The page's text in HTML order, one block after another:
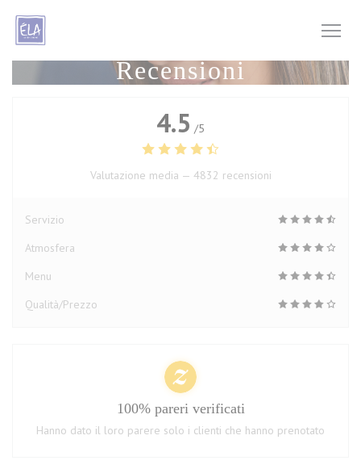
Personalizzazione delle tue scelte sui cookie
Recensioni
4.5 /5
Valutazione media — 4832 recensioni
Servizio
Atmosfera
Menu
Qualità/Prezzo
100% pareri verificati
Hanno dato il loro parere solo i clienti che hanno prenotato